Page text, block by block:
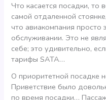
Что касается посадки, то
самой отдаленной
что авиакомпания просто
обслуживании. Это не
себе; это удивительно,
тарифы SATA…
О приоритетной посадке
Приветствие было
по время посадки…